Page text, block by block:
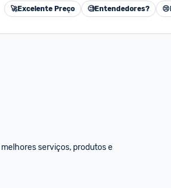
🚀Excelente Preço 🧐Entendedores? 😢
serviços, produtos e